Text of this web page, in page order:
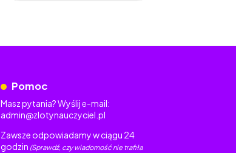
Pomoc
Masz pytania? Wyślij e-mail:
admin@zlotynauczyciel.pl
Zawsze odpowiadamy w ciągu 24
godzin (Sprawdź, czy wiadomość nie trafiła